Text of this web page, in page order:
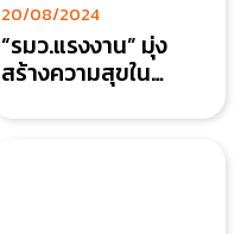
20/08/2024
“รมว.แรงงาน” มุ่ง
สร้างความสุขใน
ร่วมยกระดับคุณภาพ